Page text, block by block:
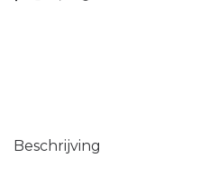
Beschrijving